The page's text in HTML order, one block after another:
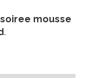
soiree mousse
.